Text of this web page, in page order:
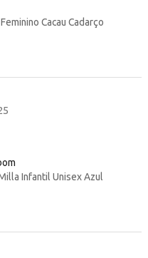
Cacau Cadarço
Infantil Unisex Azul